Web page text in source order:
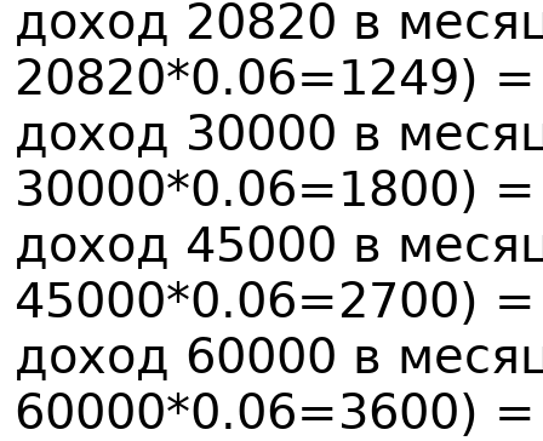
доход 20820 в
20820*0.06=1249)
доход 30000 в
30000*0.06=1800)
доход 45000 в
45000*0.06=2700)
доход 60000 в
60000*0.06=3600)